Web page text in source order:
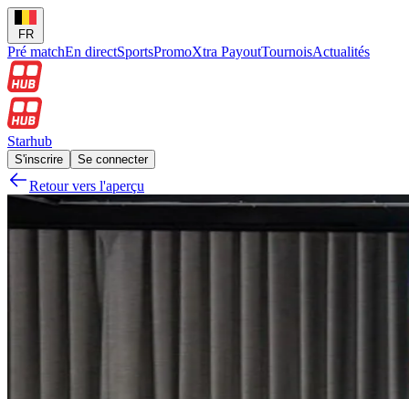
FR
Pré matchEn directSportsPromoXtra PayoutTournoisActualités
Starhub
S'inscrire Se connecter
Retour vers l'aperçu